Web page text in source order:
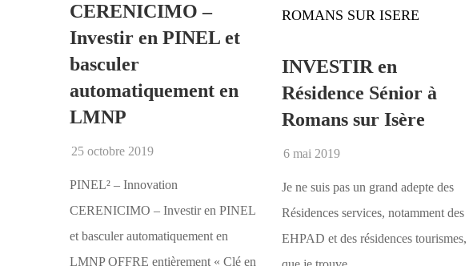
CERENICIMO –
Investir en PINEL et
basculer
automatiquement en
LMNP
25 octobre 2019
PINEL² – Innovation
CERENICIMO – Investir en PINEL
et basculer automatiquement en
LMNP OFFRE entièrement « Clé en
INVESTIR en
Résidence Sénior à
Romans sur Isère
6 mai 2019
Je ne suis pas un grand adepte des
Résidences services, notamment des
EHPAD et des résidences tourismes,